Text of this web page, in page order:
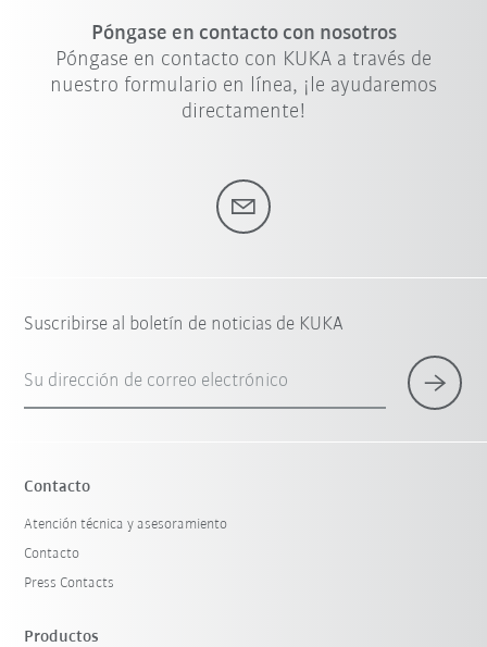
Póngase en contacto con nosotros
Póngase en contacto con KUKA a través de
nuestro formulario en línea, ¡le ayudaremos
directamente!
Suscribirse al boletín de noticias de KUKA
Su dirección de correo electrónico
Contacto
Atención técnica y asesoramiento
Contacto
Press Contacts
Productos